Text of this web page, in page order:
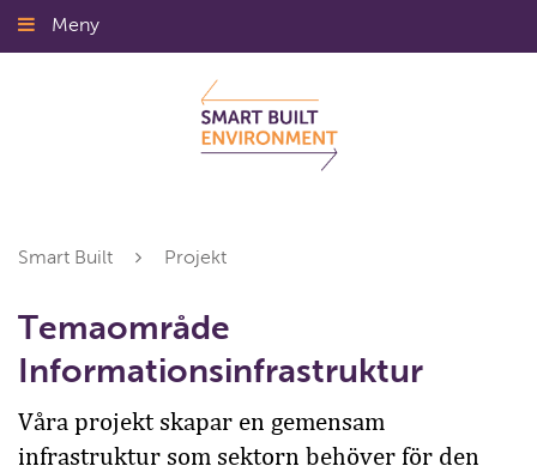
Gå
till
Meny
Smart Built Projekt
Temaområde
Informationsinfrastruktur
Våra projekt skapar en gemensam
infrastruktur som sektorn behöver för den